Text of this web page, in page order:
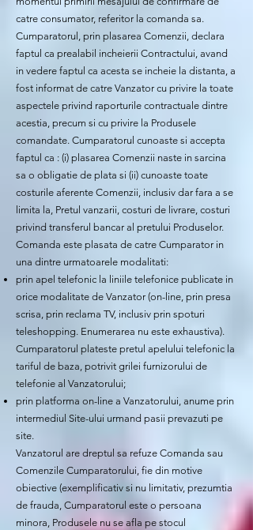
catre consumator, referitor la comanda sa.
Cumparatorul, prin plasarea Comenzii, declara
faptul ca prealabil incheierii Contractului, avand
in vedere faptul ca acesta se incheie la distanta, a
fost informat de catre Vanzator cu privire la toate
aspectele privind raporturile contractuale dintre
acestia, precum si cu privire la Produsele
comandate. Cumparatorul cunoaste si accepta
faptul ca : (i) plasarea Comenzii naste in sarcina
sa o obligatie de plata si (ii) cunoaste toate
costurile aferente Comenzii, inclusiv dar fara a se
limita la, Pretul vanzarii, costuri de livrare, costuri
privind transferul bancar al pretului Produselor.
Comanda este plasata de catre Cumparator in
una dintre urmatoarele modalitati:
prin apel telefonic la liniile telefonice publicate in
orice modalitate de Vanzator (on-line, prin presa
scrisa, prin reclama TV, inclusiv prin spoturi
teleshopping. Enumerarea nu este exhaustiva).
Cumparatorul plateste pretul apelului telefonic la
tariful de baza, potrivit grilei furnizorului de
telefonie al Vanzatorului;
prin platforma on-line a Vanzatorului, anume prin
intermediul Site-ului urmand pasii prevazuti pe
site.
Vanzatorul are dreptul sa refuze Comanda sau
Comenzile Cumparatorului, fie din motive
obiective (exemplificativ si nu limitativ, prezumtia
de frauda, Cumparatorul este o persoana
minora, Produsele nu se afla pe stocul